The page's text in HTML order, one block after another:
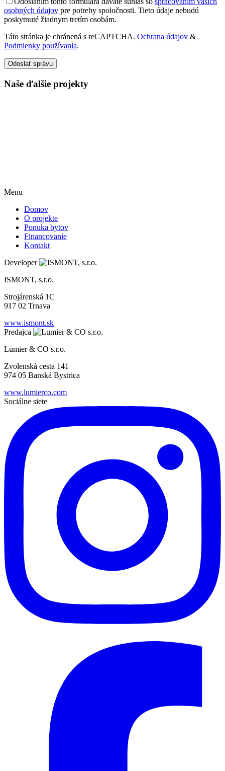
osobných údajov pre potreby spoločnosti. Tieto údaje nebudú
poskytnuté žiadnym tretím osobám.
Táto stránka je chránená s reCAPTCHA. Ochrana údajov &
Podmienky používania.
Odoslať správu
Naše ďalšie projekty
Menu
Domov
O projekte
Ponuka bytov
Financovanie
Kontakt
Developer
ISMONT, s.r.o.
Strojárenská 1C
917 02 Trnava
www.ismont.sk
Predajca
Lumier & CO s.r.o.
Zvolenská cesta 141
974 05 Banská Bystrica
www.lumierco.com
Sociálne siete